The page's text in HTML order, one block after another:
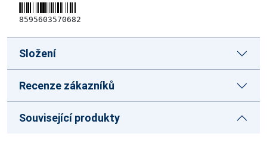
8595603570682
Složení
Recenze zákazníků
Související produkty